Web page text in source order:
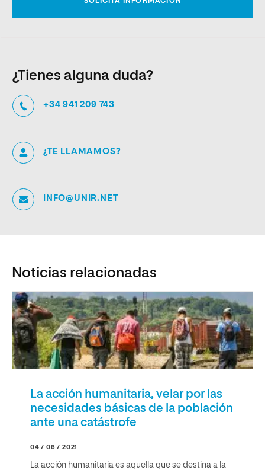
¿Tienes alguna duda?
+34 941 209 743
¿TE LLAMAMOS?
INFO@UNIR.NET
Noticias relacionadas
La acción humanitaria, velar por las
necesidades básicas de la población
ante una catástrofe
04 / 06 / 2021
La acción humanitaria es aquella que se destina a la